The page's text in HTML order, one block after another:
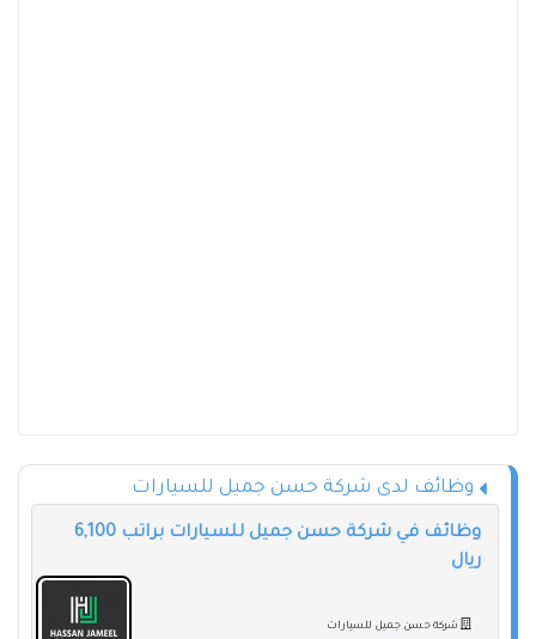
وظائف لدى شركة حسن جميل للسيارات
وظائف في شركة حسن جميل للسيارات براتب 6,100
ريال
شركة حسن جميل للسيارات